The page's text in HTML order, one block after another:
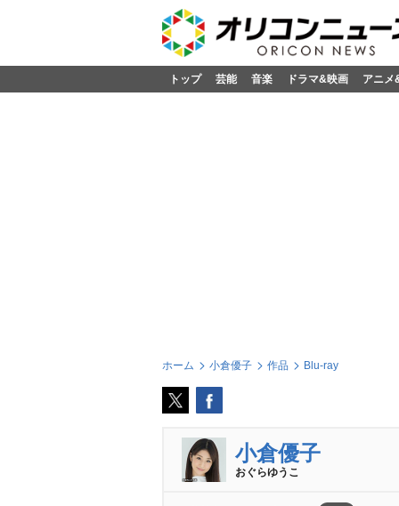
トップ 芸能 音楽 ドラマ&映画 アニメ
ホーム 小倉優子 作品 Blu-ray
小倉優子
おぐらゆうこ